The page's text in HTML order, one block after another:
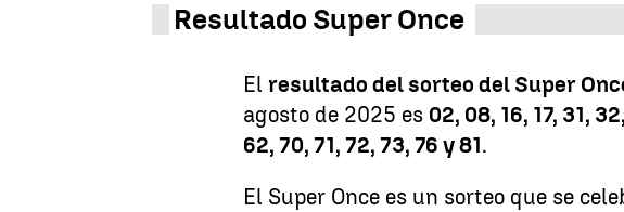
Resultado Super Once
Elresultado del sorteo del Super
agosto de 2025 es 02, 08, 16, 17, 31,
62, 70, 71, 72, 73, 76 y 81.
El Super Once es un sorteo que se